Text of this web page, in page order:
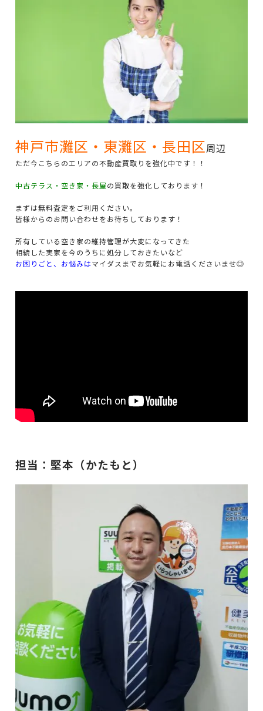
神戸市灘区・東灘区・長田区周辺
ただ今こちらのエリアの不動産買取りを強化中です！！
中古テラス・空き家・長屋の買取を強化しております！
まずは無料査定をご利用ください。
皆様からのお問い合わせをお待ちしております！
所有している空き家の維持管理が大変になってきた
相続した実家を今のうちに処分しておきたいなど
お困りごと、お悩みはマイダスまでお気軽にお電話くださいませ◎
担当：堅本（かたもと）